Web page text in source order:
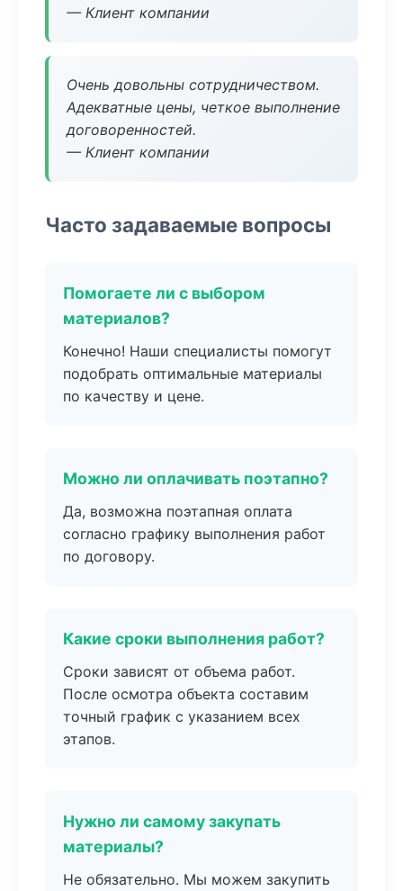
— Клиент компании
Очень довольны сотрудничеством.
Адекватные цены, четкое выполнение
договоренностей.
— Клиент компании
Часто задаваемые вопросы
Помогаете ли с выбором
материалов?
Конечно! Наши специалисты помогут
подобрать оптимальные материалы
по качеству и цене.
Можно ли оплачивать поэтапно?
Да, возможна поэтапная оплата
согласно графику выполнения работ
по договору.
Какие сроки выполнения работ?
Сроки зависят от объема работ.
После осмотра объекта составим
точный график с указанием всех
этапов.
Нужно ли самому закупать
материалы?
Не обязательно. Мы можем закупить